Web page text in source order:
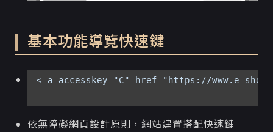
基本功能導覽快速鍵
< a accesskey="C" href="https://www.e-
依無障礙網頁設計原則，網站建置搭配快速鍵